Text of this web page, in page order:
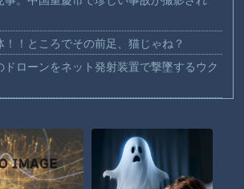
！！ところでその前足、猫じゃね？
ドローンをネット発射装置で撃墜するウク
たな。岐阜の川で外国人が溺れてしまう